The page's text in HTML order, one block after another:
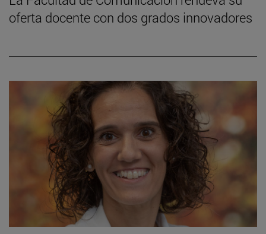
oferta docente con dos grados innovadores